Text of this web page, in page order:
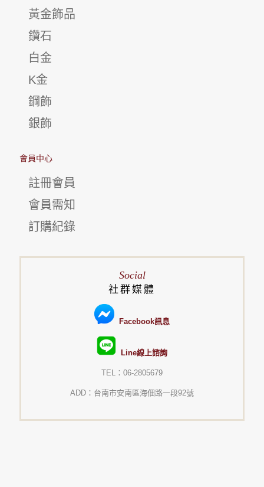
黃金飾品
鑽石
白金
K金
鋼飾
銀飾
會員中心
註冊會員
會員需知
訂購紀錄
Social
社群媒體
Facebook訊息
Line線上諮詢
TEL：06-2805679
ADD：台南市安南區海佃路一段92號